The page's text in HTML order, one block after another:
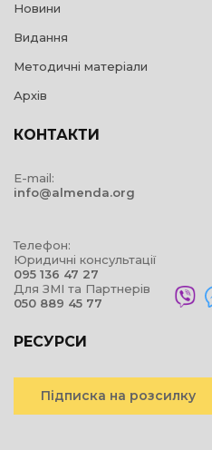
Новини
Видання
Методичні матеріали
Архів
КОНТАКТИ
E-mail:
info@almenda.org
Телефон:
Юридичні консультації
095 136 47 27
Для ЗМІ та Партнерів
050 889 45 77
РЕСУРСИ
Підписка на розсилку